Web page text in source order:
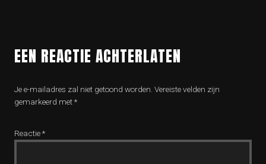
EEN REACTIE ACHTERLATEN
Je e-mailadres zal niet getoond worden. Vereiste velden zijn
gemarkeerd met*
Reactie*